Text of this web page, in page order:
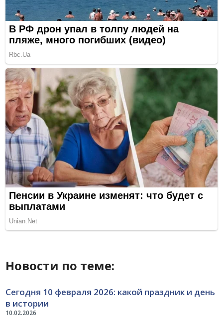
Новости по теме:
10.02.2026
Сегодня 10 февраля 2026: какой праздник и день
в истории